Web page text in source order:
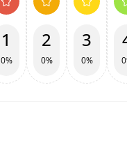
1
0%
2
0%
3
0%